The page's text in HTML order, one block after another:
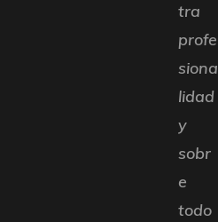
tra
profe
siona
lidad
y
sobr
e
todo